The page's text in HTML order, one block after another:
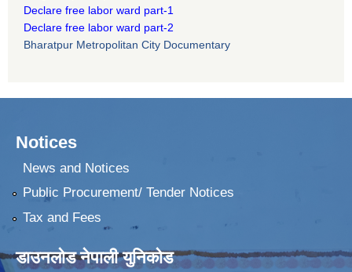
Declare free labor ward part-1
Declare free labor ward part-2
Bharatpur Metropolitan City Documentary
Notices
News and Notices
Public Procurement/ Tender Notices
Tax and Fees
डाउनलोड नेपाली युनिकोड